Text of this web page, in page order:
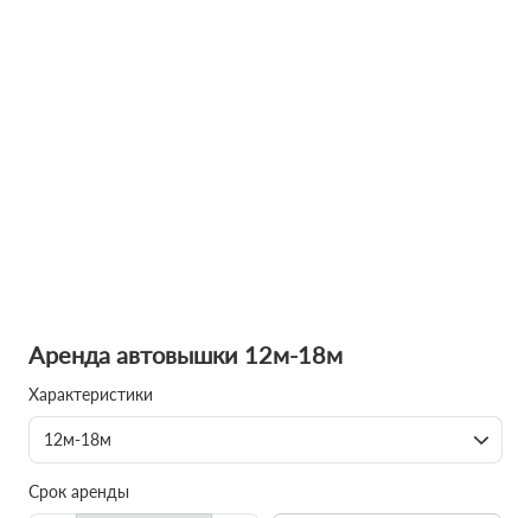
Аренда автовышки 12м-18м
Характеристики
12м-18м
Срок аренды